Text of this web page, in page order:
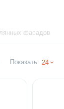
фасадов
Показать: 24